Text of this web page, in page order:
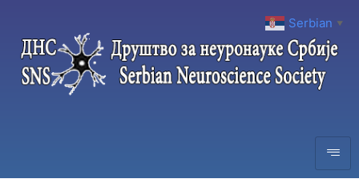
Serbian ▼